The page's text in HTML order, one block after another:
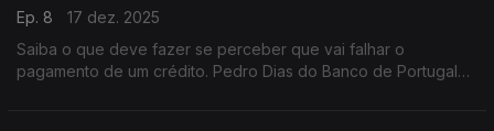
Ep. 8
17 dez. 2025
Saiba o que deve fazer se perceber que vai falhar o
pagamento de um crédito. Pedro Dias do Banco de Portugal